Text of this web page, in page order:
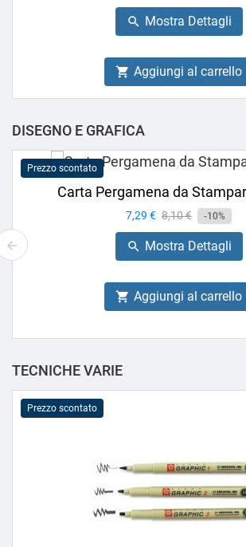
base
 Mostra Dettagli
 Aggiungi al carrello
DISEGNO E GRAFICA
Prezzo scontato
Carta Pergamena da
Prezzo
7,29 € Prezzo
base
8,10 € -10%
 Mostra Dettagli
 Aggiungi al carrello
TECNICHE VARIE
Prezzo scontato